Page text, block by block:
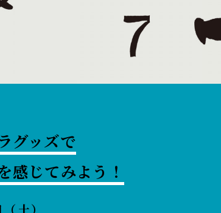
グッズで
感じてみよう！
土）